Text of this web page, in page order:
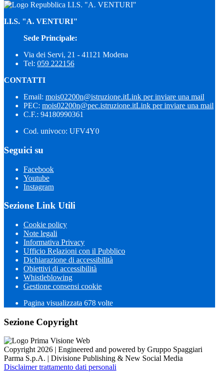
I.I.S. "A. VENTURI"
I.I.S. "A. VENTURI"
Sede Principale:
Via dei Servi, 21 - 41121 Modena
Tel: 059 222156
CONTATTI
Email: mois02200n@istruzione.itLink per inviare una mail
PEC: mois02200n@pec.istruzione.itLink per inviare una mail
C.F.: 94180990361
Cod. univoco: UFV4Y0
Seguici su
Facebook
Youtube
Instagram
Sezione Link Utili
Cookie policy
Note legali
Informativa Privacy
Ufficio Relazioni con il Pubblico
Dichiarazione di accessibilità
Obiettivi di accessibilità
Whistleblowing
Gestione consensi cookie
Pagina visualizzata 678 volte
Sezione Copyright
Copyright 2026 | Engineered and powered by Gruppo Spaggiari
Parma S.p.A. | Divisione Publishing & New Social Media
Disclaimer trattamento dati personali